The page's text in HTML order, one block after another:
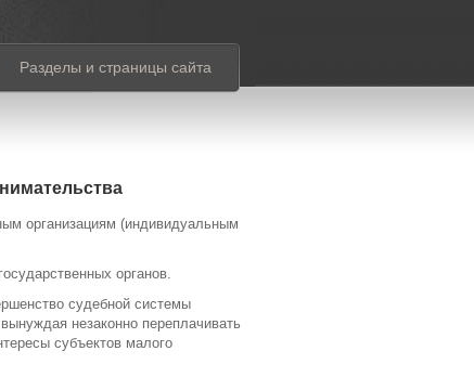
Разделы и страницы сайта
организациям (индивидуальным
органов.
судебной системы
незаконно переплачивать
субъектов малого